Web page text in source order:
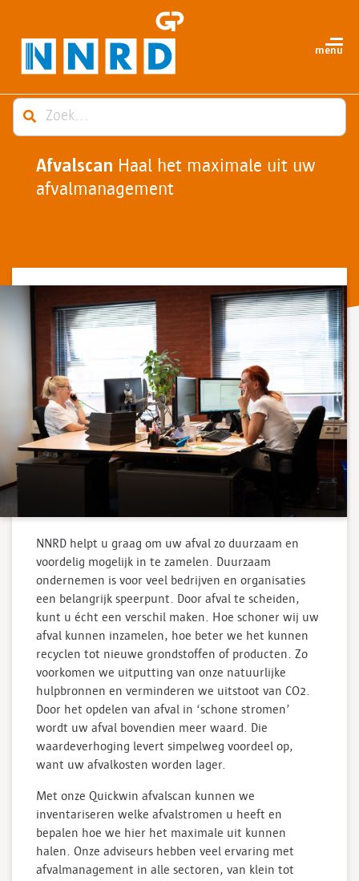
Afvalscan Haal het maximale uit uw
afvalmanagement
NNRD helpt u graag om uw afval zo duurzaam en
voordelig mogelijk in te zamelen. Duurzaam
ondernemen is voor veel bedrijven en organisaties
een belangrijk speerpunt. Door afval te scheiden,
kunt u écht een verschil maken. Hoe schoner wij uw
afval kunnen inzamelen, hoe beter we het kunnen
recyclen tot nieuwe grondstoffen of producten. Zo
voorkomen we uitputting van onze natuurlijke
hulpbronnen en verminderen we uitstoot van CO2.
Door het opdelen van afval in ‘schone stromen’
wordt uw afval bovendien meer waard. Die
waardeverhoging levert simpelweg voordeel op,
want uw afvalkosten worden lager.
Met onze Quickwin afvalscan kunnen we
inventariseren welke afvalstromen u heeft en
bepalen hoe we hier het maximale uit kunnen
halen. Onze adviseurs hebben veel ervaring met
afvalmanagement in alle sectoren, van klein tot